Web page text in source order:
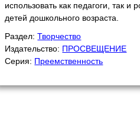
использовать как педагоги, так и
детей дошкольного возраста.
Раздел:Творчество
Издательство: ПРОСВЕЩЕНИЕ
Серия: Преемственность